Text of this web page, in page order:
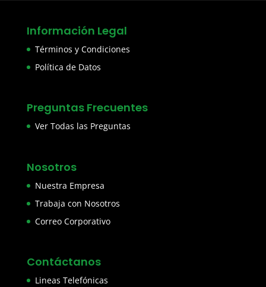
Información Legal
Términos y Condiciones
Política de Datos
Preguntas Frecuentes
Ver Todas las Preguntas
Nosotros
Nuestra Empresa
Trabaja con Nosotros
Correo Corporativo
Contáctanos
Lineas Telefónicas